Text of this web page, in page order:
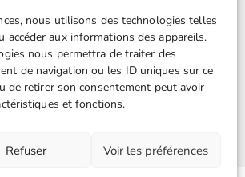
nous utilisons des technologies telles
accéder aux informations des appareils.
nous permettra de traiter des
de navigation ou les ID uniques sur ce
de retirer son consentement peut avoir
et fonctions.
Refuser Voir les préférences
Boutique en ligne
Espace Presse
Nos partenaires